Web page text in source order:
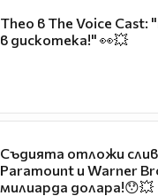
Theo в The Voice Cast:
в дискотека!" 👀💥
Съдията отложи
Paramount и Warner
милиарда долара!😯💥